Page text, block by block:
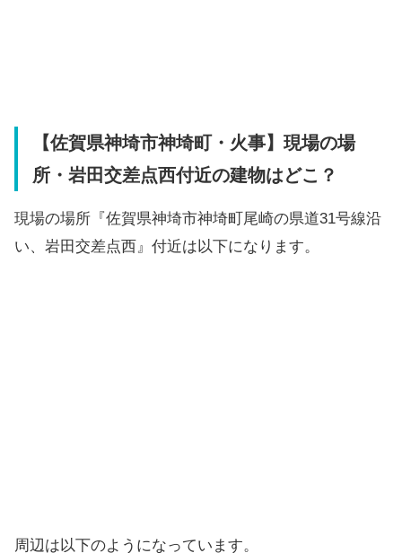
【佐賀県神埼市神埼町・火事】現場の場
所・岩田交差点西付近の建物はどこ？
現場の場所『佐賀県神埼市神埼町尾崎の県道31号線沿
い、岩田交差点西』付近は以下になります。
周辺は以下のようになっています。